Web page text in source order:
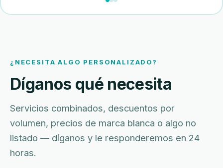
¿NECESITA ALGO PERSONALIZADO?
Díganos qué necesita
Servicios combinados, descuentos por
volumen, precios de marca blanca o algo no
listado — díganos y le responderemos en 24
horas.